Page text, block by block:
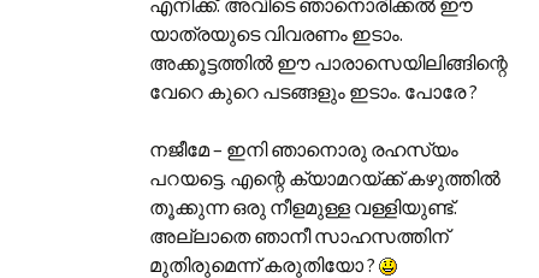
യാത്രയുടെ വിവരണം ഇടാം.
അക്കൂട്ടത്തില്‍ ഈ പാരാസെയിലിങ്ങിന്റെ
വേറെ കുറെ പടങ്ങളും ഇടാം. പോരേ ?
നജീമേ – ഇനി ഞാനൊരു രഹസ്യം
പറയട്ടെ. എന്റെ ക്യാമറയ്ക്ക് കഴുത്തില്‍
തൂക്കുന്ന ഒരു നീളമുള്ള വള്ളിയുണ്ട്.
അല്ലാതെ ഞാനീ സാഹസത്തിന്
മുതിരുമെന്ന് കരുതിയോ ?